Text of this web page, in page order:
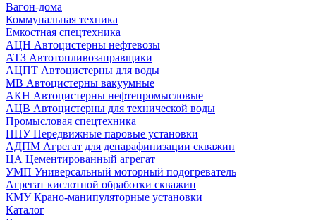
Вагон-дома
Коммунальная техника
Емкостная спецтехника
АЦН Автоцистерны нефтевозы
АТЗ Автотопливозаправщики
АЦПТ Автоцистерны для воды
МВ Автоцистерны вакуумные
АКН Автоцистерны нефтепромысловые
АЦВ Автоцистерны для технической воды
Промысловая спецтехника
ППУ Передвижные паровые установки
АДПМ Агрегат для депарафинизации скважин
ЦА Цементированный агрегат
УМП Универсальный моторный подогреватель
Агрегат кислотной обработки скважин
КМУ Крано-манипуляторные установки
Каталог